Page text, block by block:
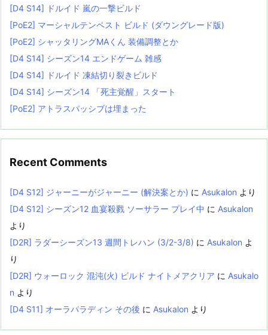
[D4 S14] ドルイド 嵐の一撃ビルド
[PoE2] マーシャルテンペスト ビルド (ダウングレード版)
[PoE2] シャッタリングMAくん 装備調整とか
[D4 S14] シーズン14 エンドゲーム 雑感
[D4 S14] ドルイド 凍結切り裂きビルド
[D4 S14] シーズン14 「死主覚醒」スタート
[PoE2] アトラスパッシブは埋まった
Recent Comments
[D4 S12] ジャーニーがジャーニー (解決案とか) に Asukalon より
[D4 S12] シーズン12 血宴殺戮 ソーサラー プレイ中 に Asukalon
より
[D2R] ラダーシーズン13 週間トレハン (3/2-3/8) に Asukalon よ
り
[D2R] ウォーロック 混沌(火) ビルド ナイトメアクリア に Asukalo
n より
[D4 S11] オーラパラディン その後 に Asukalon より